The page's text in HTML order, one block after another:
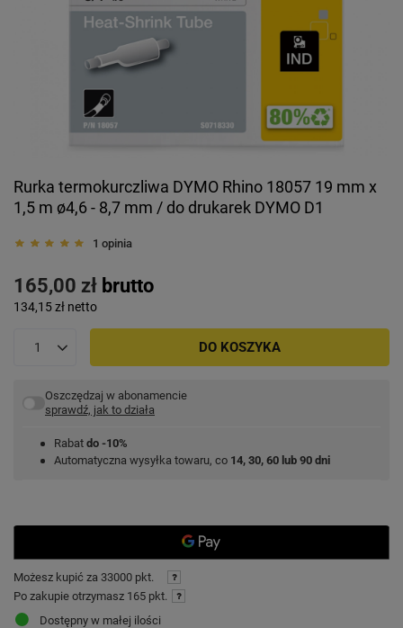
Rurka termokurczliwa DYMO Rhino 18057 19 mm x
1,5 m ø4,6 - 8,7 mm / do drukarek DYMO D1
1 opinia
165,00 zł brutto
134,15 zł netto
DO KOSZYKA
Oszczędzaj w abonamencie
sprawdź, jak to działa
Rabat do -10%
Automatyczna wysyłka towaru, co 14, 30, 60 lub 90 dni
Możesz kupić za 33000 pkt.
Po zakupie otrzymasz 165 pkt.
Dostępny w małej ilości